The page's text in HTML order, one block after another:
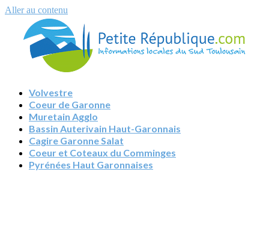
Aller au contenu
Volvestre
Coeur de Garonne
Muretain Agglo
Bassin Auterivain Haut-Garonnais
Cagire Garonne Salat
Coeur et Coteaux du Comminges
Pyrénées Haut Garonnaises